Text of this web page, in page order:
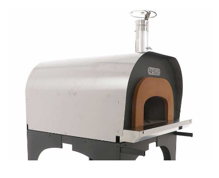
More than chef
MOSA
MOVA
MTD
New O.M.R.A.